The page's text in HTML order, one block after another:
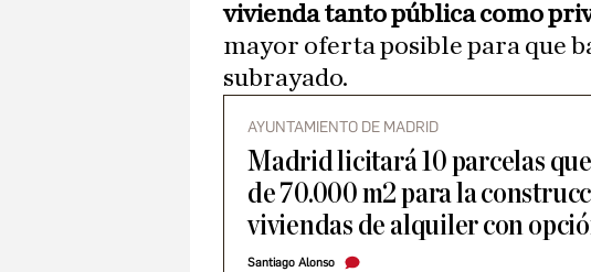
vivienda tanto pública como
mayor oferta posible para que
subrayado.
AYUNTAMIENTO DE MADRID
Madrid licitará 10 parcelas
de 70.000 m2 para la
viviendas de alquiler con
Santiago Alonso